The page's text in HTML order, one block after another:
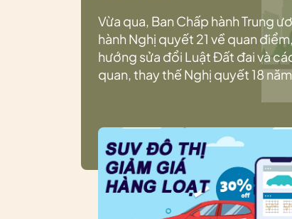
Vừa qua, Ban Chấp hành Trung
hành Nghị quyết 21 về quan
hướng sửa đổi Luật Đất đai và
quan, thay thế Nghị quyết 18